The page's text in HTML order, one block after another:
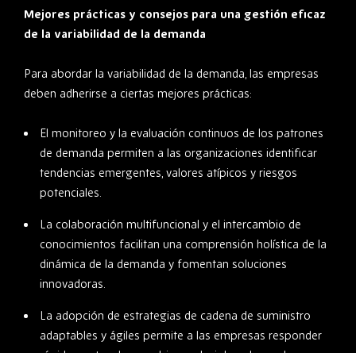
Mejores prácticas y consejos para una gestión eficaz
de la variabilidad de la demanda
Para abordar la variabilidad de la demanda, las empresas
deben adherirse a ciertas mejores prácticas:
El monitoreo y la evaluación continuos de los patrones
de demanda permiten a las organizaciones identificar
tendencias emergentes, valores atípicos y riesgos
potenciales.
La colaboración multifuncional y el intercambio de
conocimientos facilitan una comprensión holística de la
dinámica de la demanda y fomentan soluciones
innovadoras.
La adopción de estrategias de cadena de suministro
adaptables y ágiles permite a las empresas responder